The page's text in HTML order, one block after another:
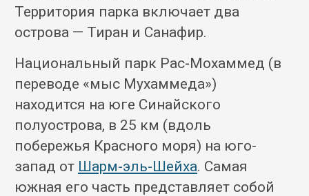
Территория парка включает два
острова — Тиран и Санафир.
Национальный парк Рас-Мохаммед (в
переводе «мыс Мухаммеда»)
находится на юге Синайского
полуострова, в 25 км (вдоль
побережья Красного моря) на юго-
запад от Шарм-эль-Шейха. Самая
южная его часть представляет собой